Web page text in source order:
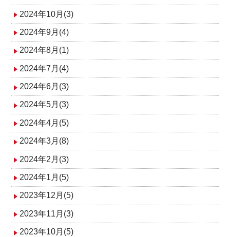
2024年10月(3)
2024年9月(4)
2024年8月(1)
2024年7月(4)
2024年6月(3)
2024年5月(3)
2024年4月(5)
2024年3月(8)
2024年2月(3)
2024年1月(5)
2023年12月(5)
2023年11月(3)
2023年10月(5)